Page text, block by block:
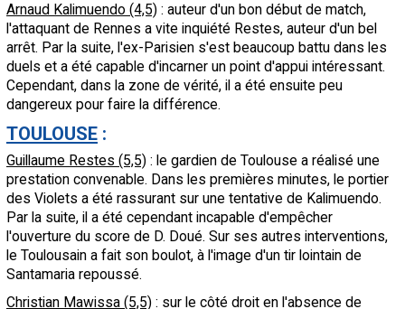
Arnaud Kalimuendo (4,5) : auteur d'un bon début de match,
l'attaquant de Rennes a vite inquiété Restes, auteur d'un bel
arrêt. Par la suite, l'ex-Parisien s'est beaucoup battu dans les
duels et a été capable d'incarner un point d'appui intéressant.
Cependant, dans la zone de vérité, il a été ensuite peu
dangereux pour faire la différence.
TOULOUSE :
Guillaume Restes (5,5) : le gardien de Toulouse a réalisé une
prestation convenable. Dans les premières minutes, le portier
des Violets a été rassurant sur une tentative de Kalimuendo.
Par la suite, il a été cependant incapable d'empêcher
l'ouverture du score de D. Doué. Sur ses autres interventions,
le Toulousain a fait son boulot, à l'image d'un tir lointain de
Santamaria repoussé.
Christian Mawissa (5,5) : sur le côté droit en l'absence de